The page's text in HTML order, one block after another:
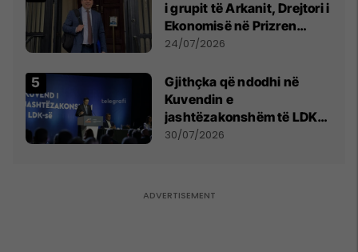
i grupit të Arkanit, Drejtori i
Ekonomisë në Prizren
mohon pretendimet
24/07/2026
Gjithçka që ndodhi në
Kuvendin e
jashtëzakonshëm të LDK-
së
30/07/2026